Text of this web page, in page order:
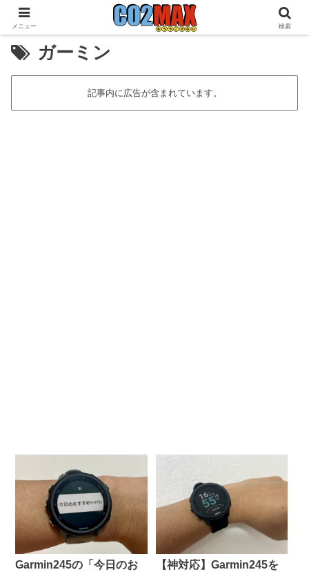
ガーミン
記事内に広告が含まれています。
Garmin245の「今日のお
【神対応】Garmin245を
メニュー 検索